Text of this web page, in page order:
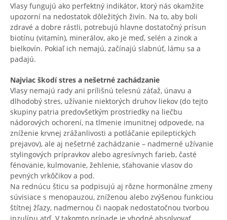
Vlasy fungujú ako perfektný indikátor, ktorý nás okamžite
upozorní na nedostatok dôležitých živín. Na to, aby boli
zdravé a dobre rástli, potrebujú hlavne dostatočný prísun
biotínu (vitamín), minerálov, ako je meď, selén a zinok a
bielkovín. Pokiaľ ich nemajú, začínajú slabnúť, lámu sa a
padajú.
Najviac škodí stres a nešetrné zachádzanie
Vlasy nemajú rady ani prílišnú telesnú záťaž, únavu a
dlhodobý stres, užívanie niektorých druhov liekov (do tejto
skupiny patria predovšetkým prostriedky na liečbu
nádorových ochorení, na tlmenie imunitnej odpovede, na
zníženie krvnej zrážanlivosti a potláčanie epileptických
prejavov), ale aj nešetrné zachádzanie – nadmerné užívanie
stylingových prípravkov alebo agresívnych farieb, časté
fénovanie, kulmovanie, žehlenie, sťahovanie vlasov do
pevných vrkôčikov a pod.
Na rednúcu šticu sa podpisujú aj rôzne hormonálne zmeny
súvisiace s menopauzou, zníženou alebo zvýšenou funkciou
štítnej žľazy, nadmernou či naopak nedostatočnou tvorbou